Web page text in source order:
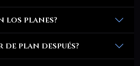
los planes?
de plan después?